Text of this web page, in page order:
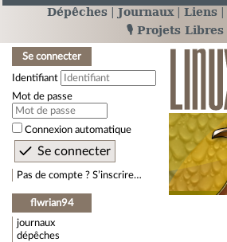
Dépêches Journaux Liens
🎙️ Projets Libres
Se connecter
Identifiant
Mot de passe
Connexion automatique
Pas de compte ? S’inscrire…
flwrian94
journaux
dépêches